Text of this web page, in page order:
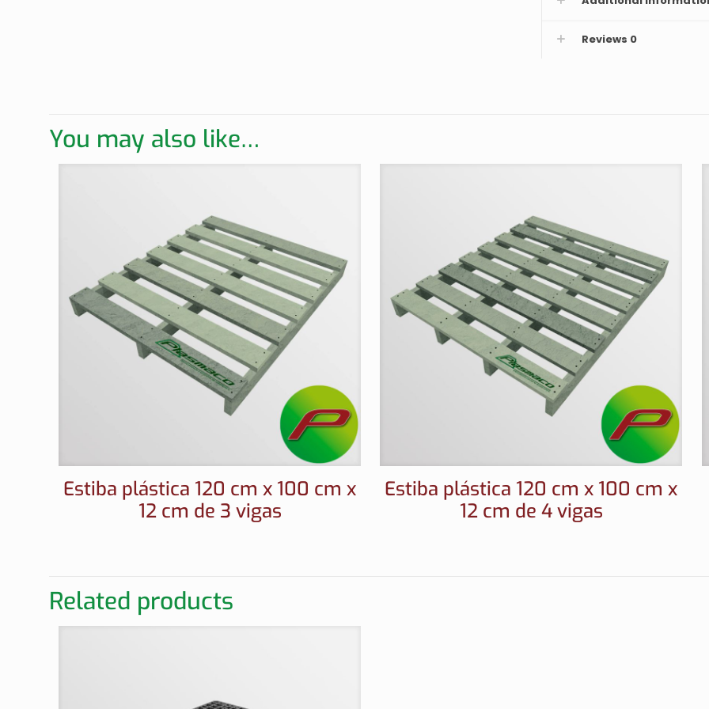
Reviews 0
You may also like…
Estiba plástica 120 cm x 100 cm x
12 cm de 3 vigas
Estiba plástica 120 cm x 100 cm x
12 cm de 4 vigas
Related products